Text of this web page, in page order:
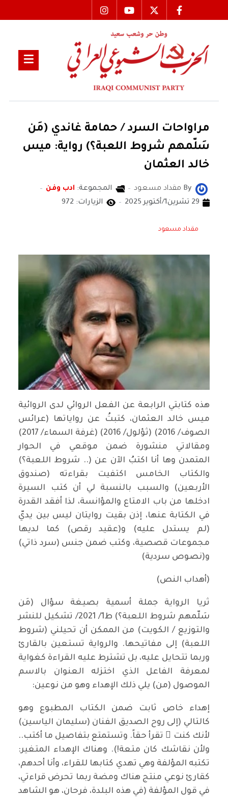
مراواحات السرد / حمامة غاندي (مَن
سَلّمهم شروط اللعبة؟) رواية: ميس
خالد العثمان
By مقداد مسعود المجموعة: ادب وفن
29 تشرين1/أكتوير 2025
الزيارات: 972
مقداد مسعود
هذه كتابتي الرابعة عن الفعل الروائي لدى الروائية
ميس خالد العثمان، كتبتُ عن رواياتها (عرائس
الصوف/ 2016) (ثؤلول/ 2016) (غرفة السماء/ 2017)
ومقالاتي منشورة ضمن موقعي في الحوار
المتمدن وها أنا اكتبُ الآن عن (.. شروط اللعبة؟)
والكتاب الخامس اكتفيت بقراءته (صندوق
الأربعين) والسبب بالنسبة لي أن كتب السيرة
ادخلها من باب الامتاع والمؤانسة، لذا أفقد القدرة
في الكتابة عنها، إذن بقيت روايتان ليس بين يديّ
(لم يستدل عليه) و(عقيد رقص) كما لديها
مجموعات قصصية، وكتب ضمن جنس (سرد ذاتي)
و(نصوص سردية)
(أهداب النص)
ثريا الرواية جملة أسمية بصيغة سؤال (مَن
سَلّمهم شروط اللعبة؟) ط1/ 2021/ تشكيل للنشر
والتوزيع / الكويت) من الممكن أن تحيلني (شروط
اللعبة) إلى مفاتيحها. والرواية تستعين بالقارئ
وربما تتحايل عليه، بل تشترط عليه القراءة كغواية
لمعرفة الفاعل الذي اختزله العنوان بالاسم
الموصول (من) يلي ذلك الإهداء وهو من نوعين:
إهداء خاص ثابت ضمن الكتاب المطبوع وهو
كالتالي (إلى روح الصديق الفنان (سليمان الياسين)
لأنك كنت َ تقرأ حقاً. وتستمتع بتفاصيل ما أكتب..
ولأن نقاشك كان متعة!). وهناك الإهداء المتغير:
تكتبه المؤلفة وهي تهدي كتابها للقراء، وأنا أحدهم،
كقارئ نوعي منتج هناك ومضة ربما تحرض قراءتي،
في قول المؤلفة (في هذه البلدة، فرحان، هو الشاهد